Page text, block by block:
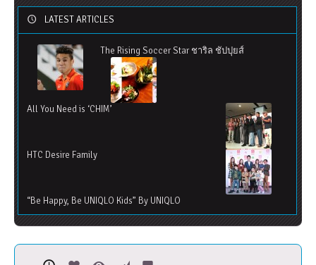
LATEST ARTICLES
The Rising Soccer Star ชาริล ชัปปุยส์
All You Need is ‘CHIM’
HTC Desire Family
“Be Happy, Be UNIQLO Kids” By UNIQLO